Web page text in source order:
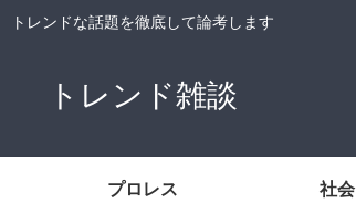
トレンドな話題を徹底して論考します
トレンド雑談
プロレス 社会